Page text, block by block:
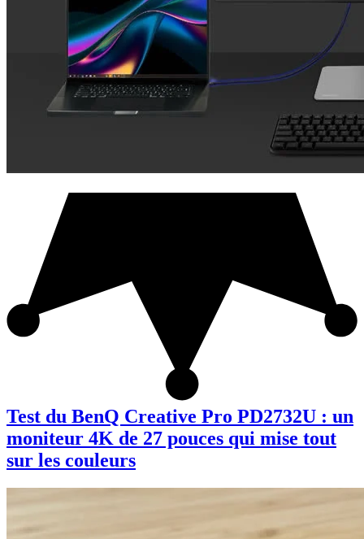
Test du BenQ Creative Pro PD2732U : un
moniteur 4K de 27 pouces qui mise tout
sur les couleurs